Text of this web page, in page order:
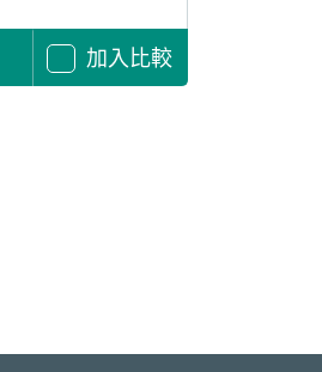
加入比較